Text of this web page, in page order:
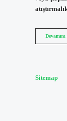
Sitemap